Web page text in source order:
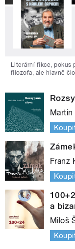
Literární fikce, pokus
filozofa, ale hlavně
Martin
Franz
a
Miloš